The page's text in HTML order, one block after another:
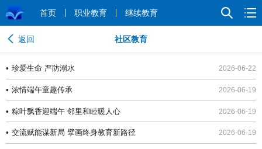
首页 职业教育 继续教育
返回 社区教育
• 珍爱生命 严防溺水 2026-06-22
• 浓情端午童趣传承 2026-06-19
• 粽叶飘香迎端午 邻里和睦暖人心 2026-06-19
• 交流赋能谋新局 擘画终身教育新路径 2026-06-19